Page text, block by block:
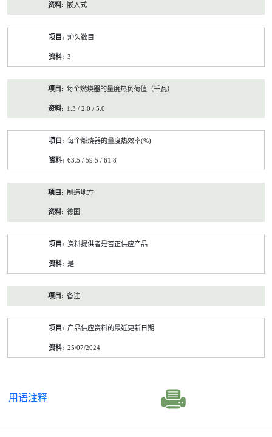
嵌入式
炉头数目
3
每个燃烧器的量度热负荷值（千瓦）
1.3 / 2.0 / 5.0
每个燃烧器的量度热效率(%)
63.5 / 59.5 / 61.8
制造地方
德国
资料提供者是否正供应产品
是
备注
产品供应资料的最近更新日期
25/07/2024
用语注释